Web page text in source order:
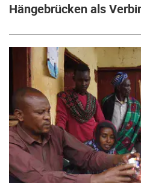
Hängebrücken als